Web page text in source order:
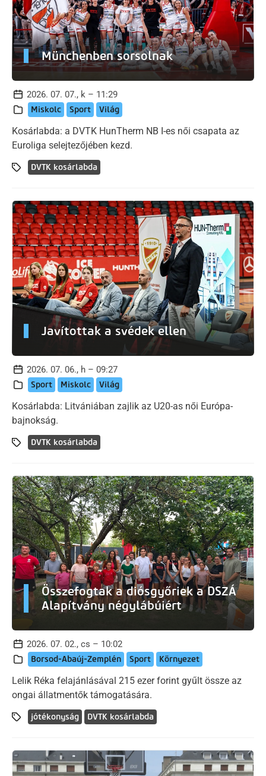
Münchenben sorsolnak
2026. 07. 07., k – 11:29
Miskolc Sport Világ
Kosárlabda: a DVTK HunTherm NB I-es női csapata az
Euroliga selejtezőjében kezd.
DVTK kosárlabda
Javítottak a svédek ellen
2026. 07. 06., h – 09:27
Sport Miskolc Világ
Kosárlabda: Litvániában zajlik az U20-as női Európa-
bajnokság.
DVTK kosárlabda
Összefogtak a diósgyőriek a DSZÁ
Alapítvány négylábúiért
2026. 07. 02., cs – 10:02
Borsod-Abaúj-Zemplén Sport Környezet
Lelik Réka felajánlásával 215 ezer forint gyűlt össze az
ongai állatmentők támogatására.
jótékonyság DVTK kosárlabda